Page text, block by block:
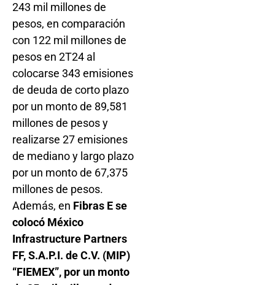
243 mil millones de
pesos, en comparación
con 122 mil millones de
pesos en 2T24 al
colocarse 343 emisiones
de deuda de corto plazo
por un monto de 89,581
millones de pesos y
realizarse 27 emisiones
de mediano y largo plazo
por un monto de 67,375
millones de pesos.
Además, en Fibras E se
colocó México
Infrastructure Partners
FF, S.A.P.I. de C.V. (MIP)
“FIEMEX”, por un monto